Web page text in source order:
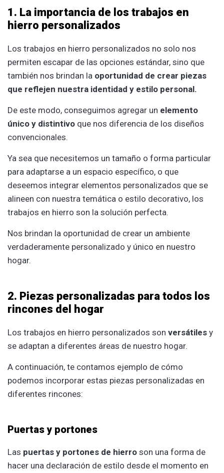
1. La importancia de los trabajos en
hierro personalizados
Los trabajos en hierro personalizados no solo nos
permiten escapar de las opciones estándar, sino que
también nos brindan la oportunidad de crear piezas
que reflejen nuestra identidad y estilo personal.
De este modo, conseguimos agregar un elemento
único y distintivo que nos diferencia de los diseños
convencionales.
Ya sea que necesitemos un tamaño o forma particular
para adaptarse a un espacio específico, o que
deseemos integrar elementos personalizados que se
alineen con nuestra temática o estilo decorativo, los
trabajos en hierro son la solución perfecta.
Nos brindan la oportunidad de crear un ambiente
verdaderamente personalizado y único en nuestro
hogar.
2. Piezas personalizadas para todos los
rincones del hogar
Los trabajos en hierro personalizados son versátiles y
se adaptan a diferentes áreas de nuestro hogar.
A continuación, te contamos ejemplo de cómo
podemos incorporar estas piezas personalizadas en
diferentes rincones:
Puertas y portones
Las puertas y portones de hierro son una forma de
hacer una declaración de estilo desde el momento en